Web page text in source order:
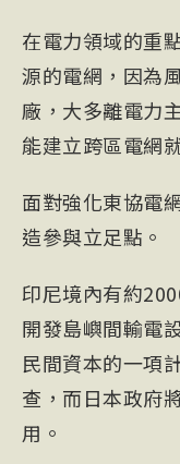
在電力領域的重
源的電網，因為
廠，大多離電力
能建立跨區電網
面對強化東協電
造參與立足點。
印尼境內有約
開發島嶼間輸電
民間資本的一項
查，而日本政府
用。